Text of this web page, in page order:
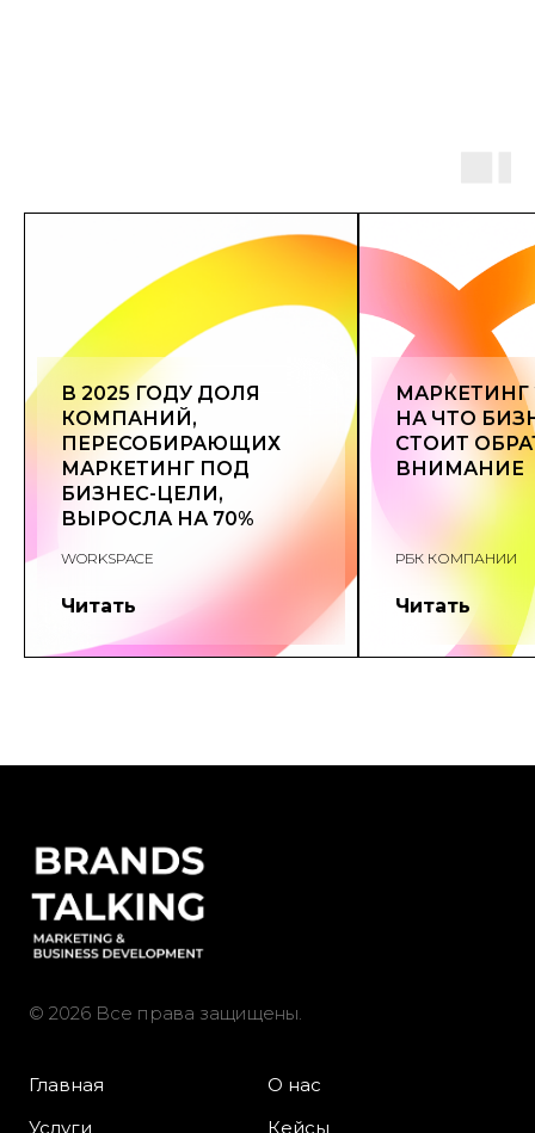
В 2025 ГОДУ ДОЛЯ
КОМПАНИЙ,
ПЕРЕСОБИРАЮЩИХ
МАРКЕТИНГ ПОД
БИЗНЕС-ЦЕЛИ,
ВЫРОСЛА НА 70%
WORKSPACE
Читать
МАРКЕТИНГ
НА ЧТО
СТОИТ
ВНИМАНИЕ
РБК КОМПАНИИ
Читать
© 2026 Все права защищены.
Главная
Услуги
О нас
Кейсы